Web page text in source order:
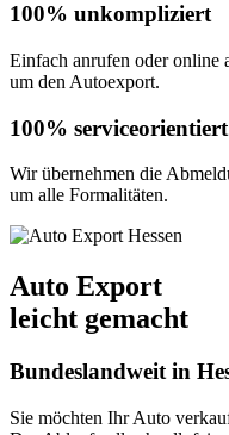
100% unkompliziert
Einfach anrufen oder online
um den Autoexport.
100% serviceorientiert
Wir übernehmen die
um alle Formalitäten.
Auto Export
leicht gemacht
Bundeslandweit in
Sie möchten Ihr Auto